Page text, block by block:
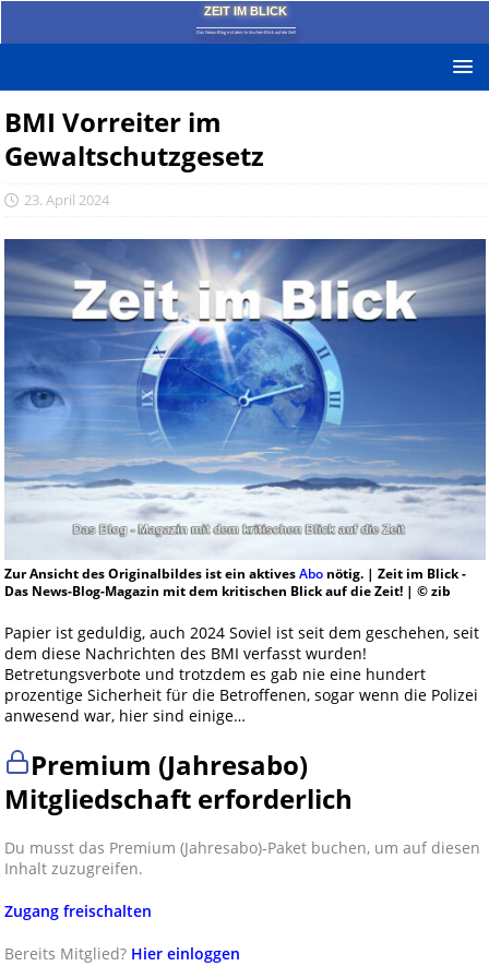
ZEIT IM BLICK
Das News-Blog mit dem kritischen Blick auf die Zeit!
BMI Vorreiter im
Gewaltschutzgesetz
23. April 2024
Zur Ansicht des Originalbildes ist ein aktivesAbonötig. | Zeit im Blick -
Das News-Blog-Magazin mit dem kritischen Blick auf die Zeit! | © zib
Papier ist geduldig, auch 2024 Soviel ist seit dem geschehen, seit
dem diese Nachrichten des BMI verfasst wurden!
Betretungsverbote und trotzdem es gab nie eine hundert
prozentige Sicherheit für die Betroffenen, sogar wenn die Polizei
anwesend war, hier sind einige…
Premium (Jahresabo)
Mitgliedschaft erforderlich
Du musst das Premium (Jahresabo)-Paket buchen, um auf diesen
Inhalt zuzugreifen.
Zugang freischalten
Bereits Mitglied? Hier einloggen